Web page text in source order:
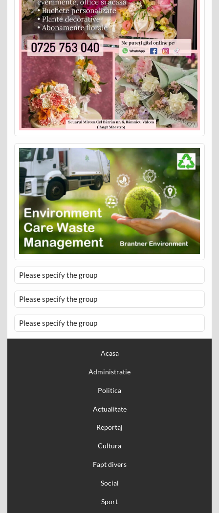
Please specify the group
Please specify the group
Please specify the group
Acasa
Administratie
Politica
Actualitate
Reportaj
Cultura
Fapt divers
Social
Sport